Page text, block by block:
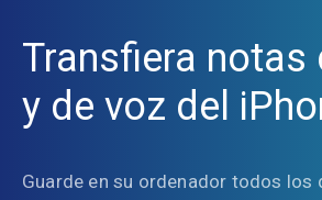
Transfiera notas
y de voz del
Guarde en su ordenador todos los